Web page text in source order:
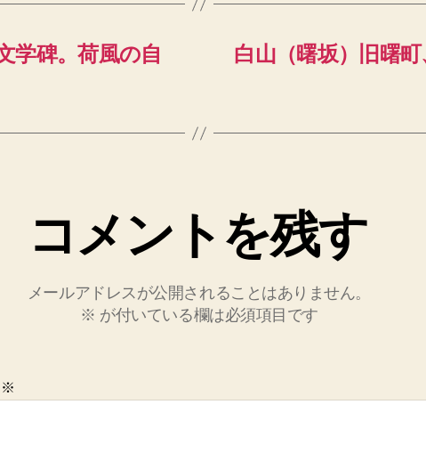
学碑。荷風の自
白山（曙坂）旧曙
コメントを残す
メールアドレスが公開されることはありません。
※ が付いている欄は必須項目です
※